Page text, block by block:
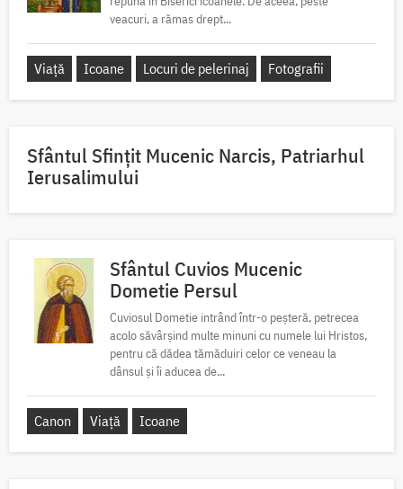
veacuri, a rămas drept...
Viață Icoane Locuri de pelerinaj Fotografii
Sfântul Sfinţit Mucenic Narcis, Patriarhul
Ierusalimului
Sfântul Cuvios Mucenic
Dometie Persul
Cuviosul Dometie intrând într-o peșteră, petrecea
acolo săvârșind multe minuni cu numele lui Hristos,
pentru că dădea tămăduiri celor ce veneau la
dânsul și îi aducea de...
Canon Viață Icoane